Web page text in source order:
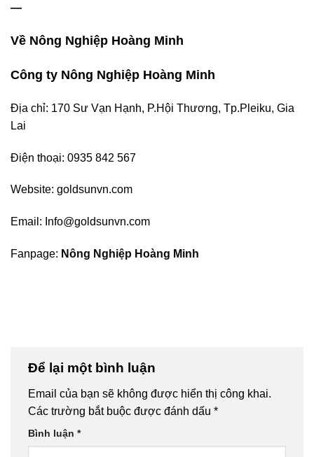
—
Về Nông Nghiệp Hoàng Minh
Công ty Nông Nghiệp Hoàng Minh
Địa chỉ: 170 Sư Vạn Hạnh, P.Hội Thương, Tp.Pleiku, Gia
Lai
Điện thoại: 0935 842 567
Website: goldsunvn.com
Email: Info@goldsunvn.com
Fanpage: Nông Nghiệp Hoàng Minh
Để lại một bình luận
Email của bạn sẽ không được hiển thị công khai.
Các trường bắt buộc được đánh dấu *
Bình luận *